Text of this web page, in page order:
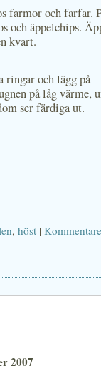
farmor och farfar.
och äppelchips.
kvart.
ringar och lägg på
på låg värme,
ser färdiga ut.
, höst |
2007